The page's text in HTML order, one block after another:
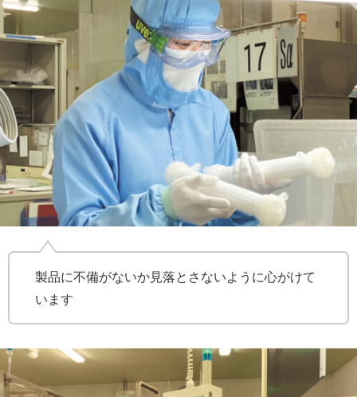
製品に不備がないか見落とさないように心がけて
います